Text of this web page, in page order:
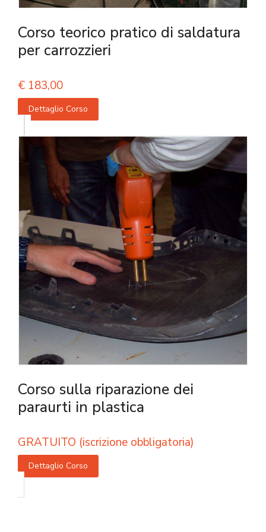
Corso teorico pratico di saldatura
per carrozzieri
€ 183,00
Dettaglio Corso
Corso sulla riparazione dei
paraurti in plastica
GRATUITO (iscrizione obbligatoria)
Dettaglio Corso